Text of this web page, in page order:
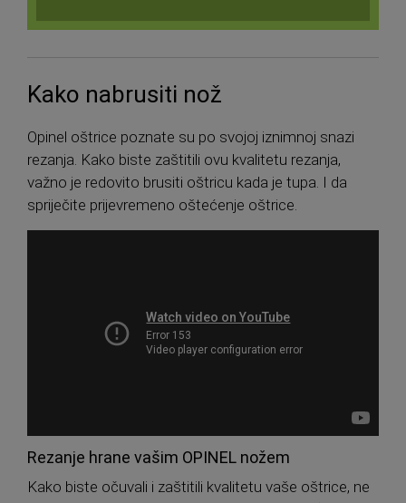
Kako nabrusiti nož
Opinel oštrice poznate su po svojoj iznimnoj snazi ​​
rezanja. Kako biste zaštitili ovu kvalitetu rezanja,
važno je redovito brusiti oštricu kada je tupa. I da
spriječite prijevremeno oštećenje oštrice.
Rezanje hrane vašim OPINEL nožem
Kako biste očuvali i zaštitili kvalitetu vaše oštrice, ne